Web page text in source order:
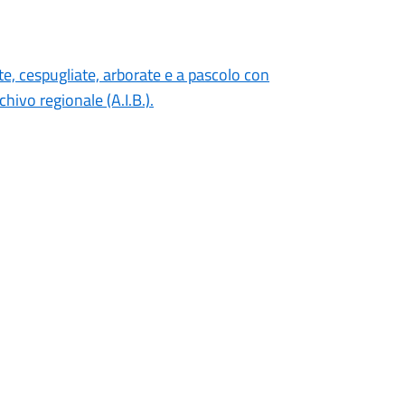
cespugliate, arborate e a pascolo con
regionale (A.I.B.).